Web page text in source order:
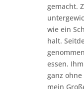
gemacht.
wie ein
halt.
essen.
ganz
mein